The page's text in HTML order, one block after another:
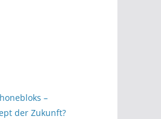
–
der Zukunft?